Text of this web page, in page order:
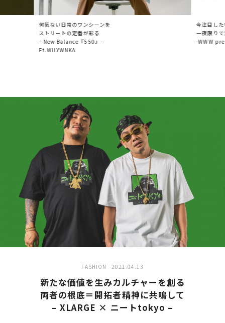
何気ない日常のワンシーンを
ストリートの定番が彩る
– New Balance『550』-
Ft.WILYWNKA
今注目し
一夜限り
-WWW
FASHION 2021.04.13
新たな価値を生みカルチャーを創る
両者の根底＝開拓者精神に共鳴して
– XLARGE × ニートtokyo –